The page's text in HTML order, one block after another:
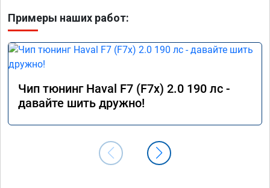
Примеры наших работ:
Чип тюнинг Haval F7 (F7x) 2.0 190 лс -
давайте шить дружно!